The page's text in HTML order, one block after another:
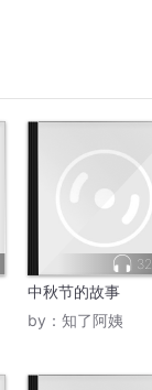
中秋节的故事
by： 知了阿姨